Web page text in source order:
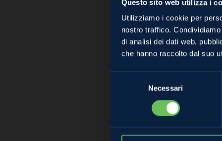
Questo sito web utilizza i
Utilizziamo i cookie per
nostro traffico.
di analisi dei dati web,
che hanno raccolto dal suo
Necessari